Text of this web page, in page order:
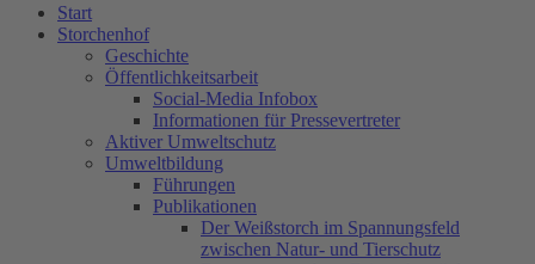
Start
Storchenhof
Geschichte
Öffentlichkeitsarbeit
Social-Media Infobox
Informationen für Pressevertreter
Aktiver Umweltschutz
Umweltbildung
Führungen
Publikationen
Der Weißstorch im Spannungsfeld
zwischen Natur- und Tierschutz